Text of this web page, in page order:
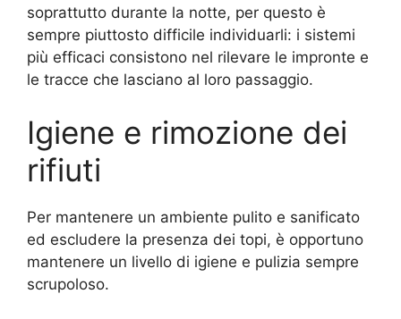
soprattutto durante la notte, per questo è
sempre piuttosto difficile individuarli: i sistemi
più efficaci consistono nel rilevare le impronte e
le tracce che lasciano al loro passaggio.
Igiene e rimozione dei
rifiuti
Per mantenere un ambiente pulito e sanificato
ed escludere la presenza dei topi, è opportuno
mantenere un livello di igiene e pulizia sempre
scrupoloso.